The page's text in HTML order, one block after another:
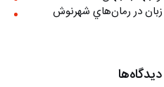
در رمان‌هاي شهرنوش